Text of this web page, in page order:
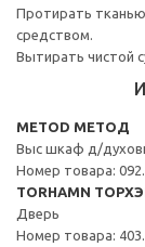
Протирать
средством.
Вытирать чистой
METOD МЕТОД
Выс шкаф д/
Номер товара:
TORHAMN
Дверь
Номер товара: